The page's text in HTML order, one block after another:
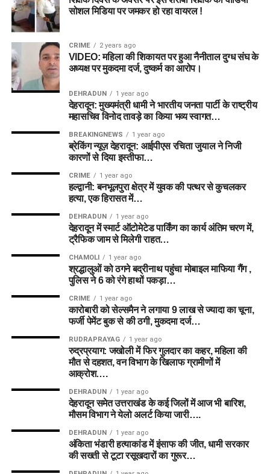
सोशल मिडिया पर जमकर हो रहा वायरल !
CRIME 2 years ago
VIDEO: महिला की शिकायत पर हुआ नैनीताल दुग्ध संघ के
अध्यक्ष पर मुकदमा दर्ज, दुष्कर्म का आरोप।
DEHRADUN 1 year ago
देहरादून: मुख्यमंत्री धामी ने भारतीय जनता पार्टी के राष्ट्रीय
महासचिव विनोद तावड़े का किया भव्य स्वागत…
BREAKINGNEWS 1 year ago
ब्रेकिंग न्यूज़ देहरादून: आईपीएस रचिता जुयाल ने निजी
कारणों से दिया इस्तीफा…
CRIME 1 year ago
हल्द्वानी: बनभूलपुरा क्षेत्र में युवक की पत्थर से कुचलकर
हत्या, एक हिरासत में…
DEHRADUN 1 year ago
देहरादून में स्मार्ट ऑटोमेटेड पार्किंग का कार्य अंतिम चरण में,
ट्रैफिक जाम से मिलेगी राहत…
CHAMOLI 1 year ago
श्रद्धालुओं को ठगने बद्रीनाथ पहुंचा मोबाइल माफिया गैंग ,
पुलिस ने 6 को रंगे हाथों पकड़ा…
CRIME 1 year ago
कारोबारी को सेल्समैन ने लगाया 9 लाख से ज्यादा का चूना,
फर्जी पेमेंट बुक से की ठगी, मुकदमा दर्ज…
RUDRAPRAYAG 1 year ago
रुद्रप्रयाग: जखोली में फिर गुलदार का कहर, महिला की
मौत से दहशत, वन विभाग के खिलाफ ग्रामीणों में
आक्रोश….
DEHRADUN 1 year ago
देहरादून समेत उत्तराखंड के कई जिलों में आज भी बारिश,
मौसम विभाग ने येलो अलर्ट किया जारी….
DEHRADUN 1 year ago
अंकिता भंडारी हत्याकांड में इंसाफ की जीत, धामी सरकार
की सख्ती से टूटा रसूखदारों का गुरूर…